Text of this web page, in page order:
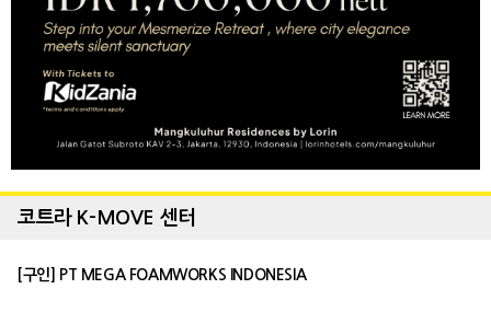
코트라 K-MOVE 센터
[구인] PT MEGA FOAMWORKS INDONESIA